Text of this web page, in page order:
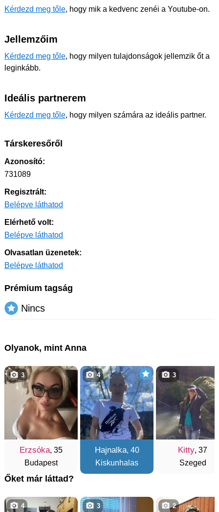
Kérdezd meg tőle, hogy mik a kedvenc zenéi a Youtube-on.
Jellemzőim
Kérdezd meg tőle, hogy milyen tulajdonságok jellemzik őt a
leginkább.
Ideális partnerem
Kérdezd meg tőle, hogy milyen számára az ideális partner.
Társkeresőről
Azonosító:
731089
Regisztrált:
Belépve láthatod
Elérhető volt:
Belépve láthatod
Olvasatlan üzenetek:
Belépve láthatod
Prémium tagság
Nincs
Olyanok, mint Anna
Erzsóka, 35
Budapest
3
Hajnalka, 40
Kiskunhalas
4
Kitty, 37
Szeged
3
Őket már láttad?
4 3 2